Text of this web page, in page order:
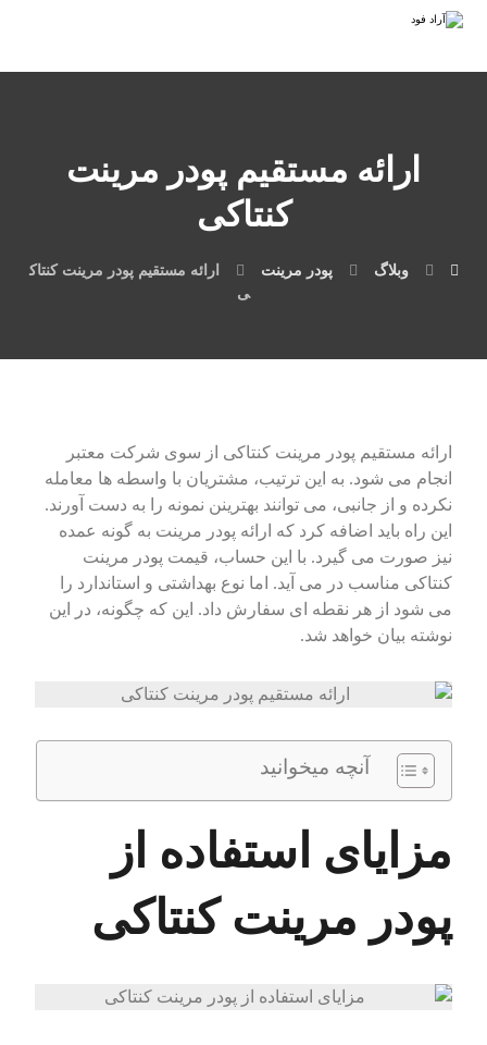
ارائه مستقیم پودر مرینت
کنتاکی
وبلاگ پودر مرینت
ارائه مستقیم پودر مرینت کنتاک
ی
ارائه مستقیم پودر مرینت کنتاکی از سوی شرکت معتبر
انجام می شود. به این ترتیب، مشتریان با واسطه ها معامله
نکرده و از جانبی، می توانند بهترینن نمونه را به دست آورند.
این راه باید اضافه کرد که ارائه پودر مرینت به گونه عمده
نیز صورت می گیرد. با این حساب، قیمت پودر مرینت
کنتاکی مناسب در می آید. اما نوع بهداشتی و استاندارد را
می شود از هر نقطه ای سفارش داد. این که چگونه، در این
نوشته بیان خواهد شد.
آنچه میخوانید
مزایای استفاده از
پودر مرینت کنتاکی